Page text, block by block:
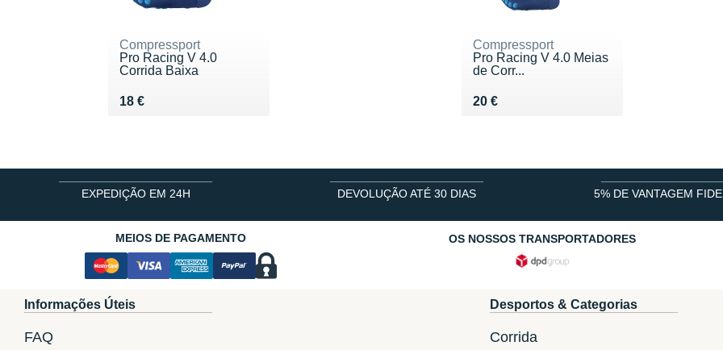
Compressport
Pro Racing V 4.0
Corrida Baixa
18 €
Vendu 18 €
Compressport
Pro Racing V 4.0 Meias
de Corr...
20 €
Vendu 20 €
EXPEDIÇÃO EM 24H DEVOLUÇÃO ATÉ 30 DIAS 5% DE VANTAGEM
MEIOS DE PAGAMENTO OS NOSSOS TRANSPORTADORES
Informações Úteis
FAQ
Desportos & Categorias
Corrida